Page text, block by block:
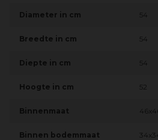
Diameter in cm 54
Breedte in cm 54
Diepte in cm 54
Hoogte in cm 52
Binnenmaat
Binnen bodemmaat